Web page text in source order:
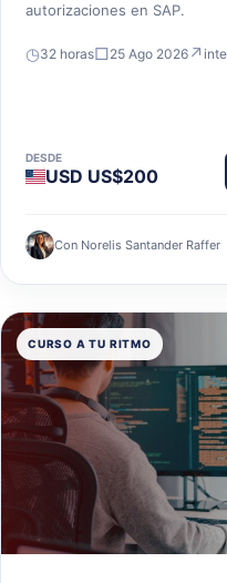
autorizaciones en SAP.
◷32 horas□25 Ago 2026 ↗
DESDE
USD US$200
Con Norelis Santander Raffer
CURSO A TU RITMO